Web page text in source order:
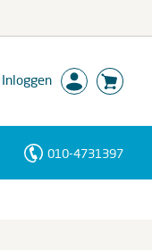
Inloggen
010-4731397